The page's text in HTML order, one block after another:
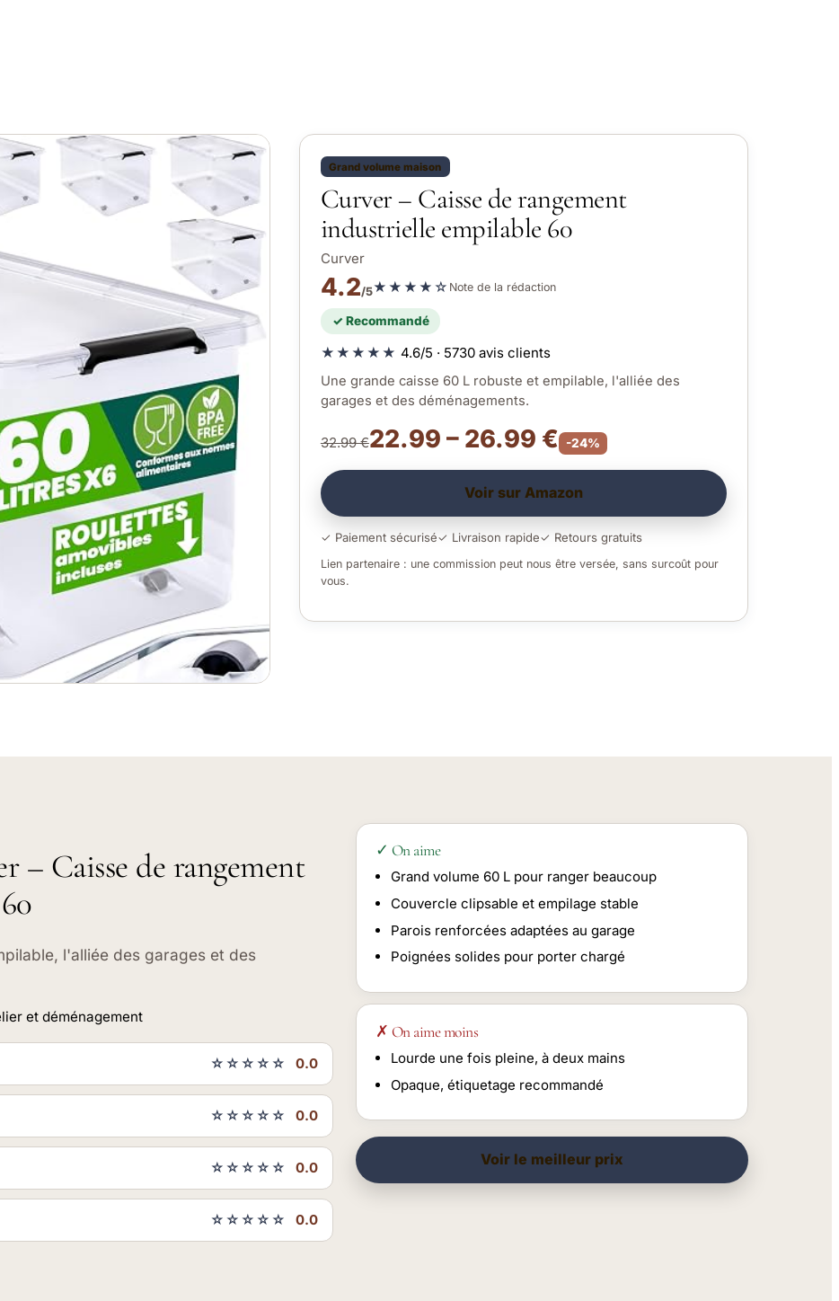
Grand volume maison
Curver – Caisse de rangement
industrielle empilable 60
Curver
4.2/5★★★★☆ Note de la rédaction
✓ Recommandé
★★★★★ 4.6/5 · 5730 avis clients
Une grande caisse 60 L robuste et empilable, l'alliée des
garages et des déménagements.
32.99 €22.99 – 26.99 € -24%
Voir sur Amazon
✓ Paiement sécurisé✓ Livraison rapide✓ Retours gratuits
Lien partenaire : une commission peut nous être versée, sans surcoût pour
vous.
– Caisse de rangement
l'alliée des garages et des
et déménagement
☆☆☆☆☆ 0.0
☆☆☆☆☆ 0.0
☆☆☆☆☆ 0.0
☆☆☆☆☆ 0.0
✓ On aime
Grand volume 60 L pour ranger beaucoup
Couvercle clipsable et empilage stable
Parois renforcées adaptées au garage
Poignées solides pour porter chargé
✗ On aime moins
Lourde une fois pleine, à deux mains
Opaque, étiquetage recommandé
Voir le meilleur prix